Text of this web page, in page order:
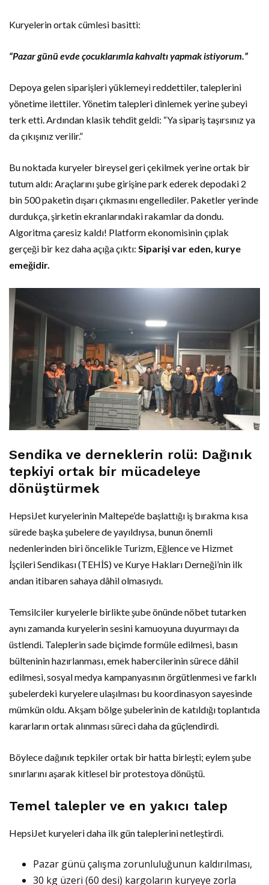
Kuryelerin ortak cümlesi basitti:
“Pazar günü evde çocuklarımla kahvaltı yapmak istiyorum.”
Depoya gelen siparişleri yüklemeyi reddettiler, taleplerini
yönetime ilettiler. Yönetim talepleri dinlemek yerine şubeyi
terk etti. Ardından klasik tehdit geldi: “Ya sipariş taşırsınız ya
da çıkışınız verilir.”
Bu noktada kuryeler bireysel geri çekilmek yerine ortak bir
tutum aldı: Araçlarını şube girişine park ederek depodaki 2
bin 500 paketin dışarı çıkmasını engellediler. Paketler yerinde
durdukça, şirketin ekranlarındaki rakamlar da dondu.
Algoritma çaresiz kaldı! Platform ekonomisinin çıplak
gerçeği bir kez daha açığa çıktı: Siparişi var eden, kurye
emeğidir.
Sendika ve derneklerin rolü: Dağınık
tepkiyi ortak bir mücadeleye
dönüştürmek
HepsiJet kuryelerinin Maltepe’de başlattığı iş bırakma kısa
sürede başka şubelere de yayıldıysa, bunun önemli
nedenlerinden biri öncelikle Turizm, Eğlence ve Hizmet
İşçileri Sendikası (TEHİS) ve Kurye Hakları Derneği’nin ilk
andan itibaren sahaya dâhil olmasıydı.
Temsilciler kuryelerle birlikte şube önünde nöbet tutarken
aynı zamanda kuryelerin sesini kamuoyuna duyurmayı da
üstlendi. Taleplerin sade biçimde formüle edilmesi, basın
bülteninin hazırlanması, emek habercilerinin sürece dâhil
edilmesi, sosyal medya kampanyasının örgütlenmesi ve farklı
şubelerdeki kuryelere ulaşılması bu koordinasyon sayesinde
mümkün oldu. Akşam bölge şubelerinin de katıldığı toplantıda
kararların ortak alınması süreci daha da güçlendirdi.
Böylece dağınık tepkiler ortak bir hatta birleşti; eylem şube
sınırlarını aşarak kitlesel bir protestoya dönüştü.
Temel talepler ve en yakıcı talep
HepsiJet kuryeleri daha ilk gün taleplerini netleştirdi.
Pazar günü çalışma zorunluluğunun kaldırılması,
30 kg üzeri (60 desi) kargoların kuryeye zorla